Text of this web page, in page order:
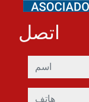
اتصل
هاتف